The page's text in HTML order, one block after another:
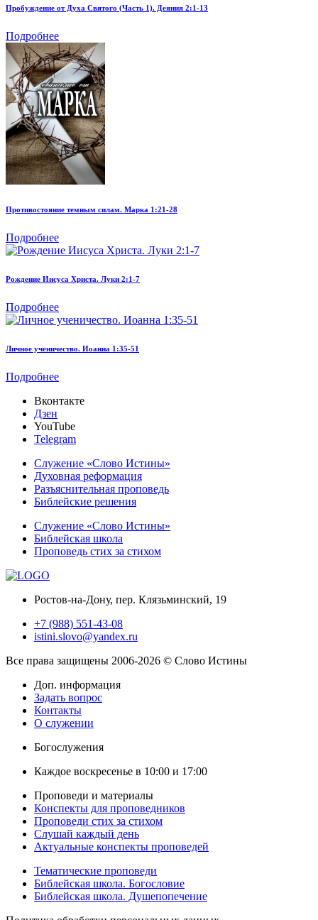
Пробуждение от Духа Святого (Часть 1). Деяния 2:1-13
Подробнее
Противостояние темным силам. Марка 1:21-28
Подробнее
Рождение Иисуса Христа. Луки 2:1-7
Подробнее
Личное ученичество. Иоанна 1:35-51
Подробнее
Вконтакте
Дзен
YouTube
Telegram
Служение «Слово Истины»
Духовная реформация
Разъяснительная проповедь
Библейские решения
Служение «Слово Истины»
Библейская школа
Проповедь стих за стихом
Ростов-на-Дону, пер. Клязьминский, 19
+7 (988) 551-43-08
istini.slovo@yandex.ru
Все права защищены 2006-2026 © Слово Истины
Доп. информация
Задать вопрос
Контакты
О служении
Богослужения
Каждое воскресенье в 10:00 и 17:00
Проповеди и материалы
Конспекты для проповедников
Проповеди стих за стихом
Слушай каждый день
Актуальные конспекты проповедей
Тематические проповеди
Библейская школа. Богословие
Библейская школа. Душепопечение